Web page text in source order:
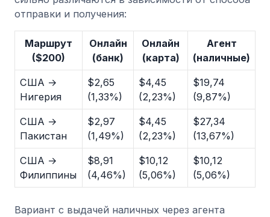
отправки и получения:
Маршрут
($200)
Онлайн
(банк)
Онлайн
(карта)
Агент
(наличные)
США →
Нигерия
$2,65
(1,33%)
$4,45
(2,23%)
$19,74
(9,87%)
США →
Пакистан
$2,97
(1,49%)
$4,45
(2,23%)
$27,34
(13,67%)
США →
Филиппины
$8,91
(4,46%)
$10,12
(5,06%)
$10,12
(5,06%)
Вариант с выдачей наличных через агента